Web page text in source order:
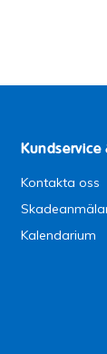
Kundservice
Kontakta oss
Kalendarium